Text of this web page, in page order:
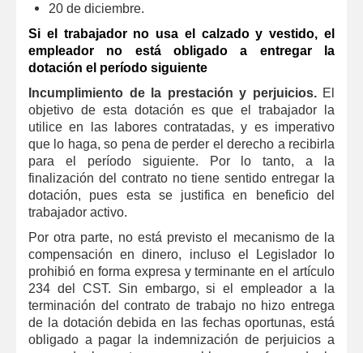
20 de diciembre.
Si el trabajador no usa el calzado y vestido, el
empleador no está obligado a entregar la
dotación el período siguiente
Incumplimiento de la prestación y perjuicios. El
objetivo de esta dotación es que el trabajador la
utilice en las labores contratadas, y es imperativo
que lo haga, so pena de perder el derecho a recibirla
para el período siguiente. Por lo tanto, a la
finalización del contrato no tiene sentido entregar la
dotación, pues esta se justifica en beneficio del
trabajador activo.
Por otra parte, no está previsto el mecanismo de la
compensación en dinero, incluso el Legislador lo
prohibió en forma expresa y terminante en el artículo
234 del CST. Sin embargo, si el empleador a la
terminación del contrato de trabajo no hizo entrega
de la dotación debida en las fechas oportunas, está
obligado a pagar la indemnización de perjuicios a